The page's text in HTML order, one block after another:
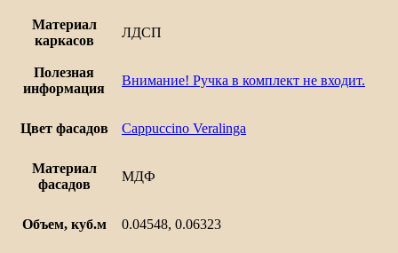
Материал
каркасов
ЛДСП
Полезная
информация
Внимание! Ручка в комплект не входит.
Цвет фасадов Cappuccino Veralinga
Материал
фасадов
МДФ
Объем, куб.м 0.04548, 0.06323